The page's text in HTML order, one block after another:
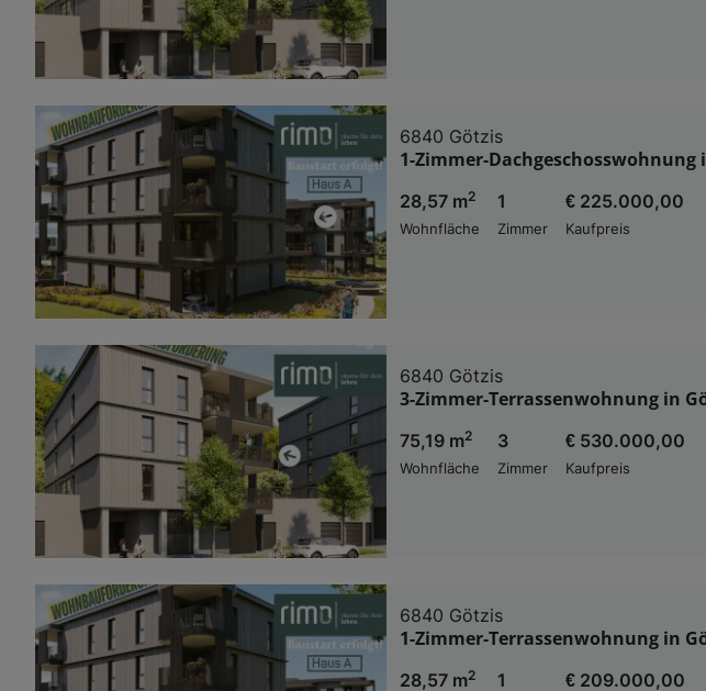
6840 Götzis
1-Zimmer-Dachgeschosswohnung
28,57 m2
Wohnfläche
1
Zimmer
€ 225.000,00
Kaufpreis
6840 Götzis
3-Zimmer-Terrassenwohnung in
75,19 m2
Wohnfläche
3
Zimmer
€ 530.000,00
Kaufpreis
6840 Götzis
1-Zimmer-Terrassenwohnung in
28,57 m2 1 € 209.000,00